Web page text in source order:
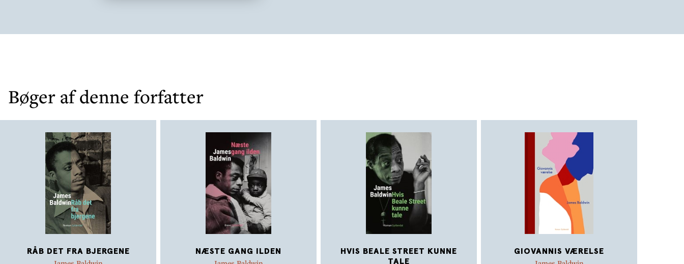
Bøger af denne forfatter
RÅB DET FRA BJERGENE NÆSTE GANG ILDEN
HVIS BEALE STREET KUNNE
TALE
GIOVANNIS VÆRELSE